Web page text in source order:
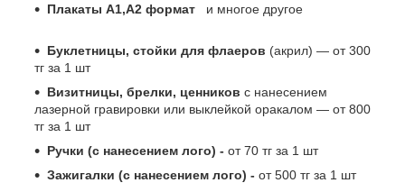
Плакаты А1,А2 формат и многое другое
Буклетницы, стойки для флаеров (акрил) ― от 300
тг за 1 шт
Визитницы, брелки, ценников с нанесением
лазерной гравировки или выклейкой оракалом ― от 800
тг за 1 шт
Ручки (с нанесением лого) - от 70 тг за 1 шт
Зажигалки (с нанесением лого) - от 500 тг за 1 шт